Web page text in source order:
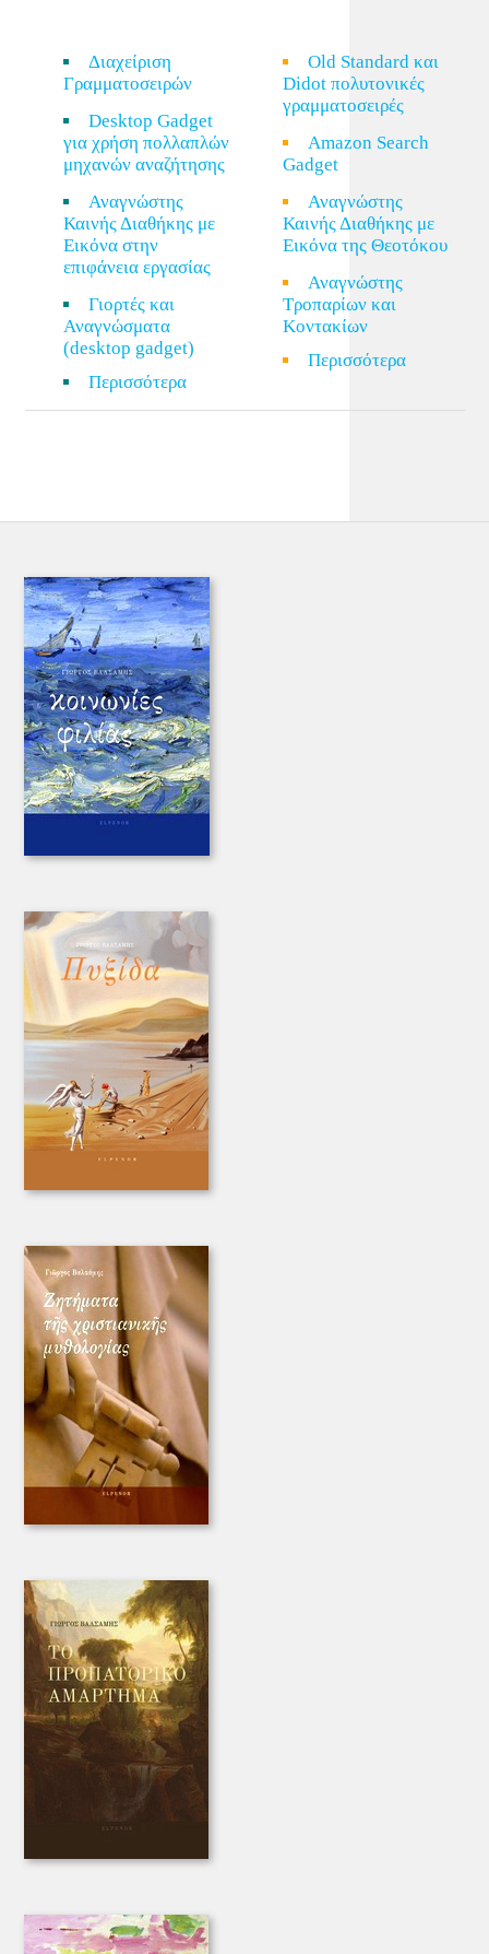
Διαχείριση
Γραμματοσειρών
Desktop Gadget
για χρήση πολλαπλών
μηχανών αναζήτησης
Αναγνώστης
Καινής Διαθήκης με
Εικόνα στην
επιφάνεια εργασίας
Γιορτές και
Αναγνώσματα
(desktop gadget)
Περισσότερα
Old Standard και
Didot πολυτονικές
γραμματοσειρές
Amazon Search
Gadget
Αναγνώστης
Καινής Διαθήκης με
Εικόνα της Θεοτόκου
Αναγνώστης
Τροπαρίων και
Κοντακίων
Περισσότερα